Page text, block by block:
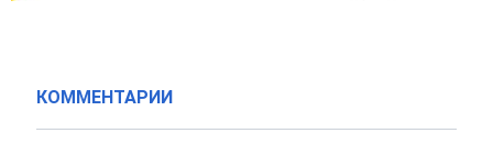
КОММЕНТАРИИ